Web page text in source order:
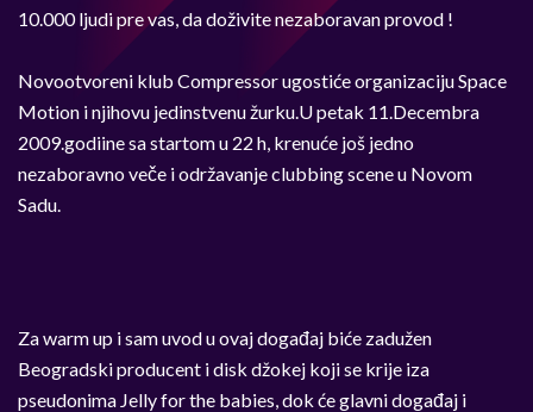
10.000 ljudi pre vas, da doživite nezaboravan provod !
Novootvoreni klub Compressor ugostiće organizaciju Space
Motion i njihovu jedinstvenu žurku.U petak 11.Decembra
2009.godiine sa startom u 22 h, krenuće još jedno
nezaboravno veče i održavanje clubbing scene u Novom
Sadu.
Za warm up i sam uvod u ovaj događaj biće zadužen
Beogradski producent i disk džokej koji se krije iza
pseudonima Jelly for the babies, dok će glavni događaj i